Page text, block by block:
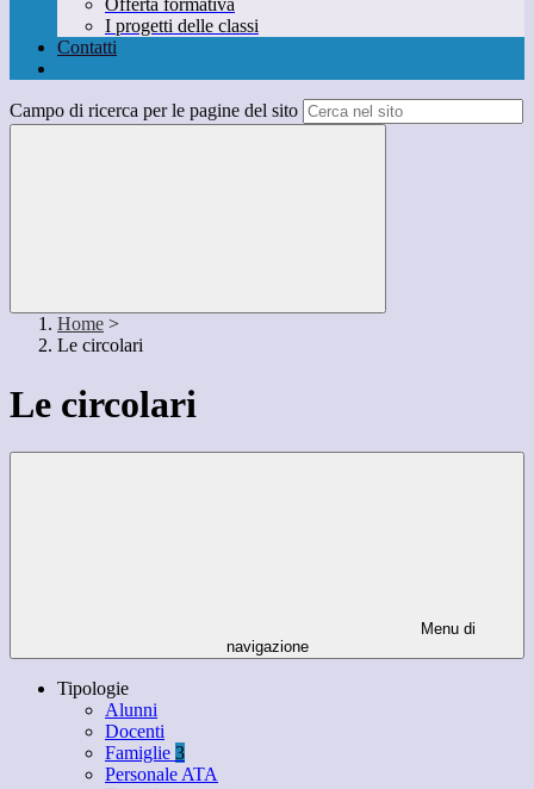
Offerta formativa
I progetti delle classi
Contatti
Campo di ricerca per le pagine del sito
Home >
Le circolari
Le circolari
Menu di
navigazione
Tipologie
Alunni
Docenti
Famiglie 3
Personale ATA